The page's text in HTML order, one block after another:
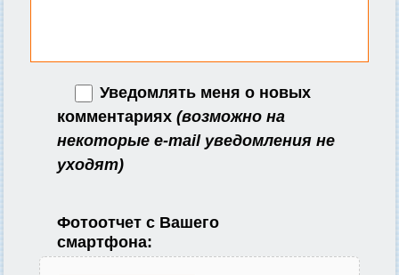
Уведомлять меня о новых
комментариях (возможно на
некоторые e-mail уведомления не
уходят)
Фотоотчет с Вашего
смартфона: